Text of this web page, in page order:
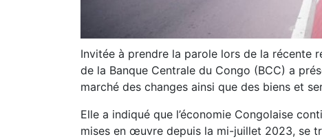
Invitée à prendre la parole lors de la récente
de la Banque Centrale du Congo (BCC) a
marché des changes ainsi que des biens et
Elle a indiqué que l’économie Congolaise
mises en œuvre depuis la mi-juillet 2023, se